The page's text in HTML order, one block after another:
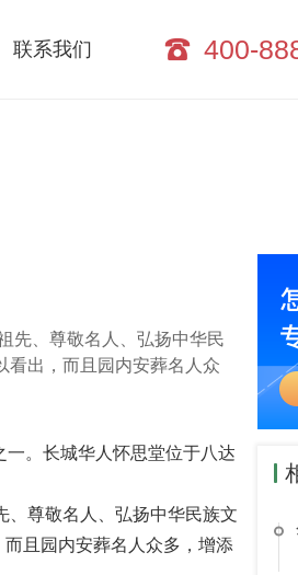
联系我们 400-
先、尊敬名人、弘扬中华民
看出，而且园内安葬名人众
。长城华人怀思堂位于八达
、尊敬名人、弘扬中华民族文
且园内安葬名人众多，增添